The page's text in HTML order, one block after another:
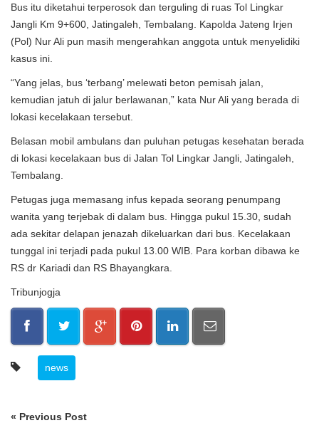
Bus itu diketahui terperosok dan terguling di ruas Tol Lingkar
Jangli Km 9+600, Jatingaleh, Tembalang. Kapolda Jateng Irjen
(Pol) Nur Ali pun masih mengerahkan anggota untuk menyelidiki
kasus ini.
“Yang jelas, bus ‘terbang’ melewati beton pemisah jalan,
kemudian jatuh di jalur berlawanan,” kata Nur Ali yang berada di
lokasi kecelakaan tersebut.
Belasan mobil ambulans dan puluhan petugas kesehatan berada
di lokasi kecelakaan bus di Jalan Tol Lingkar Jangli, Jatingaleh,
Tembalang.
Petugas juga memasang infus kepada seorang penumpang
wanita yang terjebak di dalam bus. Hingga pukul 15.30, sudah
ada sekitar delapan jenazah dikeluarkan dari bus. Kecelakaan
tunggal ini terjadi pada pukul 13.00 WIB. Para korban dibawa ke
RS dr Kariadi dan RS Bhayangkara.
Tribunjogja
news
« Previous Post